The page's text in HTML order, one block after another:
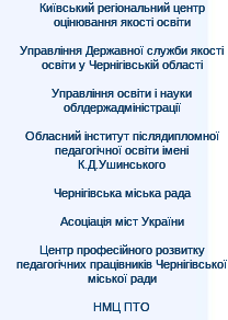
Київський регіональний центр
оцінювання якості освіти
Управління Державної служби якості
освіти у Чернігівській області
Управління освіти і науки
облдержадміністрації
Обласний інститут післядипломної
педагогічної освіти імені
К.Д.Ушинського
Чернігівська міська рада
Асоціація міст України
Центр професійного розвитку
педагогічних працівників Чернігівської
міської ради
НМЦ ПТО